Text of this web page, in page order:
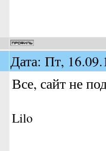
Дата: Пт,
Все, сайт не
Lilo